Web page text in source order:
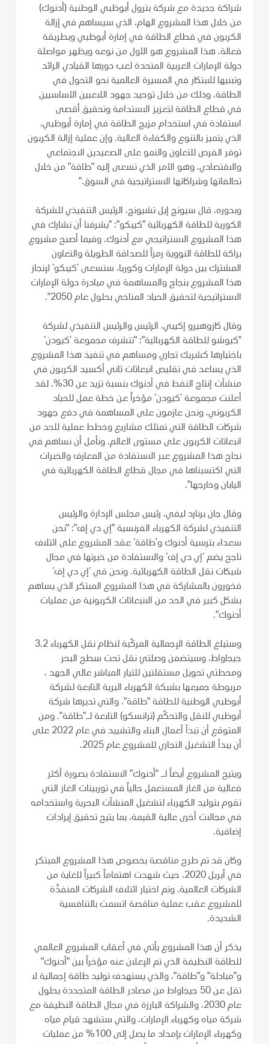
شراكة جديدة مع شركة بترول أبوظبي الوطنية (أدنوك)
من خلال هذا المشروع الهام، الذي سيساهم في إزالة
الكربون في قطاع الطاقة في إمارة أبوظبي وبطريقة
فعالة. هذا المشروع هو الأول من نوعه ويظهر مواصلة
دولة الإمارات العربية المتحدة لعب دورها القيادي الرائد
وتبنيها للابتكار في المسيرة العالمية نحو التحول في
الطاقة، وذلك من خلال توحيد جهود اللاعبين الأساسيين
في قطاع الطاقة لتعزيز الاستدامة وتحقيق أقصى
استفادة في استخدام مزيج الطاقة في إمارة أبوظبي،
الذي يتميز بالتنوع والكفاءة العالية. وإن عملية إزالة الكربون
توفر الفرص للتعاون والنمو على الصعيدين الاجتماعي
والاقتصادي، وهو الأمر الذي تسعى إليه "طاقة" من خلال
تحالفاتها وشراكاتها الاستراتيجية في السوق."
وبدوره، قال سيونج إيل تشيونج، الرئيس التنفيذي للشركة
الكورية للطاقة الكهربائية "كيبكو": "يشرفنا أن نشارك في
هذا المشروع الاستراتيجي مع أدنوك. وفيما أصبح مشروع
براكة للطاقة النووية رمزاً للصداقة الطويلة والتعاون
المشترك بين دولة الإمارات وكوريا، ستسعى ’كيبكو‘ لإنجاز
هذا المشروع بنجاح والمساهمة في مبادرة دولة الإمارات
الاستراتيجية لتحقيق الحياد المناخي بحلول عام 2050".
وقال كازوهيرو إكيبي، الرئيس والرئيس التنفيذي لشركة
"كيوشو للطاقة الكهربائية": "تتشرف مجموعة ’كيودن‘
باختيارها كشريك تجاري ومساهم في تنفيذ هذا المشروع
الذي يساعد في تقليص انبعاثات ثاني أكسيد الكربون في
منشآت إنتاج النفط في أدنوك بنسبة تزيد عن 30%. لقد
أعلنت مجموعة ’كيودن‘ مؤخراً عن خطة عمل للحياد
الكربوني، ونحن عازمون على المساهمة في دفع جهود
شركات الطاقة التي تمتلك مشاريع وخطط عملية للحد من
انبعاثات الكربون على مستوى العالم. ونأمل أن نساهم في
نجاح هذا المشروع عبر الاستفادة من المعارف والخبرات
التي اكتسبناها في مجال قطاع الطاقة الكهربائية في
اليابان وخارجها".
وقال جان برنارد ليفي، رئيس مجلس الإدارة والرئيس
التنفيذي لشركة الكهرباء الفرنسية "إي دي إف": "نحن
سعداء بترسية أدنوك و’طاقة‘ عقد المشروع على ائتلاف
ناجح يضم ’إي دي إف‘ والاستفادة من خبرتها في مجال
شبكات نقل الطاقة الكهربائية. ونحن في ’إي دي إف‘
فخورون بالمشاركة في هذا المشروع المبتكر الذي يساهم
بشكل كبير في الحد من الانبعاثات الكربونية من عمليات
أدنوك".
وستبلغ الطاقة الإجمالية المركّبة لنظام نقل الكهرباء 3,2
جيجاواط، وسيتضمن وصلتيْ نقل تحت سطح البحر
ومحطتي تحويل مستقلتين للتيار المباشر عالي الجهد ،
مربوطة جميعها بشبكة الكهرباء البرية التابعة لشركة
أبوظبي الوطنية للطاقة "طاقة"، والتي تديرها شركة
أبوظبي للنقل والتحكّم (ترانسكو) التابعة لـ"طاقة". ومن
المتوقع أن تبدأ أعمال البناء والتشييد في عام 2022 على
أن يبدأ التشغيل التجاري للمشروع عام 2025.
ويتيح المشروع أيضاً لـ "أدنوك" الاستفادة بصورة أكثر
فعالية من الغاز المستعمل حالياً في توربينات الغاز التي
تقوم بتوليد الكهرباء لتشغيل المنشآت البحرية واستخدامه
في مجالات أخرى عالية القيمة، بما يتيح تحقيق إيرادات
إضافية.
وكان قد تم طرح مناقصة بخصوص هذا المشروع المبتكر
في أبريل 2020، حيث شهدت اهتماماً كبيراً للغاية من
الشركات العالمية. وتم اختيار ائتلاف الشركات المنفذّة
للمشروع عقب عملية مناقصة اتسمت بالتنافسية
الشديدة.
يذكر أن هذا المشروع يأتي في أعقاب المشروع العالمي
للطاقة النظيفة الذي تم الإعلان عنه مؤخراً بين "أدنوك"
و"مبادلة" و"طاقة"، والذي يستهدف توليد طاقة إجمالية لا
تقل عن 50 جيجاواط من مصادر الطاقة المتجددة بحلول
عام 2030، والشراكة البارزة في مجال الطاقة النظيفة مع
شركة مياه وكهرباء الإمارات، والتي ستشهد قيام مياه
وكهرباء الإمارات بإمداد ما يصل إلى 100% من عمليات